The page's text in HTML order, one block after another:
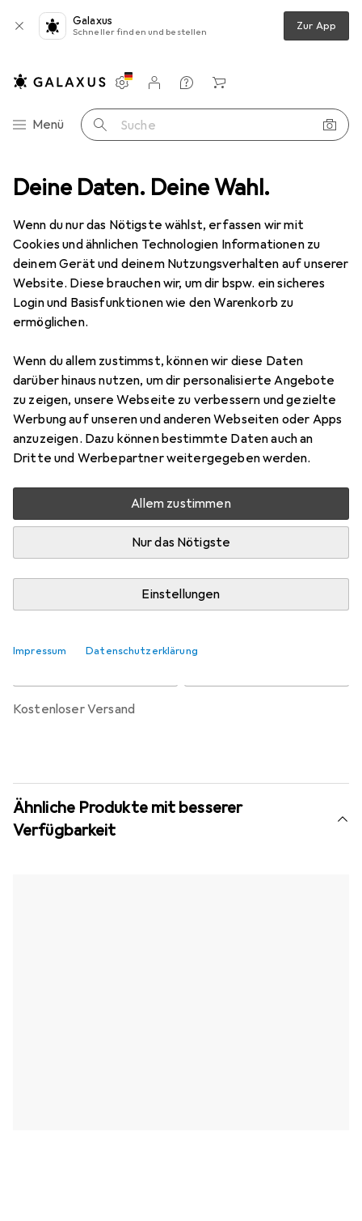
Deine Daten. Deine Wahl.
Wenn du nur das Nötigste wählst, erfassen wir mit
Cookies und ähnlichen Technologien Informationen zu
deinem Gerät und deinem Nutzungsverhalten auf unserer
Website. Diese brauchen wir, um dir bspw. ein sicheres
Login und Basisfunktionen wie den Warenkorb zu
ermöglichen.
Wenn du allem zustimmst, können wir diese Daten
darüber hinaus nutzen, um dir personalisierte Angebote
zu zeigen, unsere Webseite zu verbessern und gezielte
Werbung auf unseren und anderen Webseiten oder Apps
anzuzeigen. Dazu können bestimmte Daten auch an
Dritte und Werbepartner weitergegeben werden.
Allem zustimmen
Nur das Nötigste
Einstellungen
Impressum Datenschutzerklärung
Galaxus
Schneller finden und bestellen Zur App
Navigation nach Kategorien
Menü Suche
Einstellungen
Kundenkonto
Vergleichslisten
Merklisten
Warenkorb
Schneidutensilien Küchenmesser Victorinox Grand Maître
5 Bilder
Victorinox Grand Maître
Preis in EUR inkl. MwSt.
EUR
189,52
18
Bewertungen Marke
Mehr von Victorinox
Zwischen Mi, 19.8. und Fr, 21.8. geliefert
Mehr als 10 Stück an Lager beim Lieferanten
Benachrichtigen, wenn schneller verfügbar
Lieferort angeben für genaue Lieferzeit
kostenloser Versand
Ähnliche Produkte mit besserer
Verfügbarkeit